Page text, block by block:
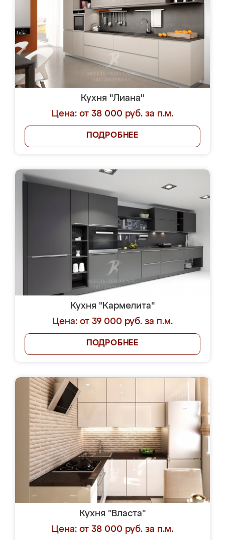
Кухня "Лиана"
Цена: от 38 000 руб. за п.м.
ПОДРОБНЕЕ
Кухня "Кармелита"
Цена: от 39 000 руб. за п.м.
ПОДРОБНЕЕ
Кухня "Власта"
Цена: от 38 000 руб. за п.м.